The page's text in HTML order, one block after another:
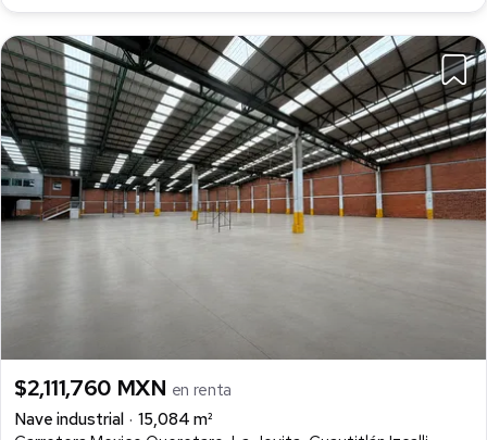
$2,111,760 MXN en renta
Nave industrial
15,084 m²